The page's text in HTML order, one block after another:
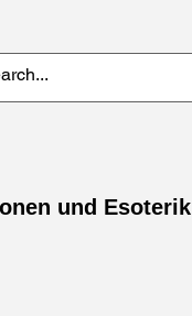
und Esoterik